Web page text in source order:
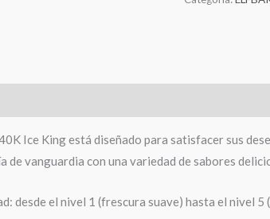
Ice King está diseñado para satisfacer sus
vanguardia con una variedad de sabores
desde el nivel 1 (frescura suave) hasta el nivel 5